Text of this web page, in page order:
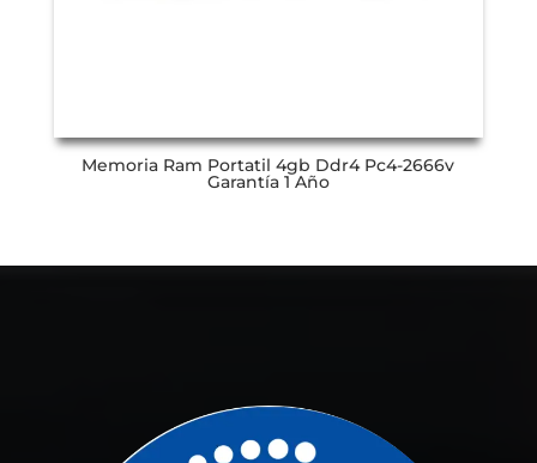
Memoria Ram Portatil 4gb Ddr4 Pc4-2666v
Garantía 1 Año